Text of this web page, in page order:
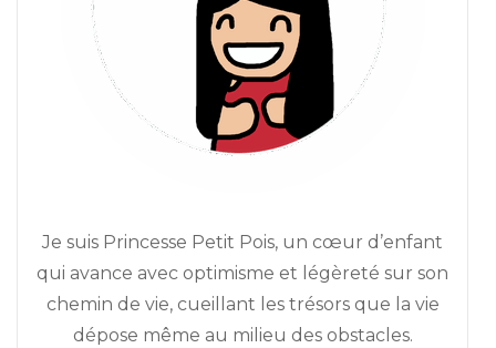
Je suis Princesse Petit Pois, un cœur d’enfant
qui avance avec optimisme et légèreté sur son
chemin de vie, cueillant les trésors que la vie
dépose même au milieu des obstacles.